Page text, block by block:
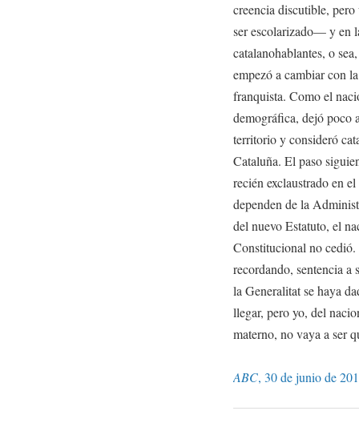
creencia discutible,
ser escolarizado— y en
catalanohablantes, o
empezó a cambiar con
franquista. Como el
demográfica, dejó poco
territorio y consideró
Cataluña. El paso
recién exclaustrado en
dependen de la
del nuevo Estatuto, el
Constitucional no
recordando, sentencia a
la Generalitat se haya
llegar, pero yo, del
materno, no vaya a ser
ABC, 30 de junio de